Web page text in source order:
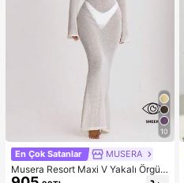
10
En Çok Satanlar MUSERA
Musera Resort Maxi V Yakalı Örgü
Plaj Elbisesi, Mayo, Tatil, Yaz Seya